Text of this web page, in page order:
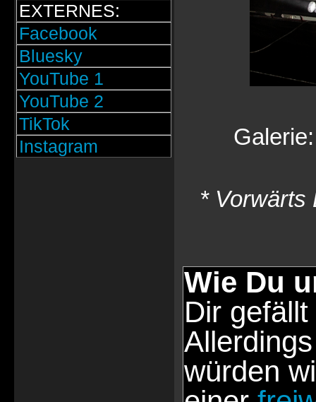
EXTERNES:
Facebook
Bluesky
YouTube 1
YouTube 2
TikTok
Instagram
* Vorwärts
Wie Du
Dir
würden